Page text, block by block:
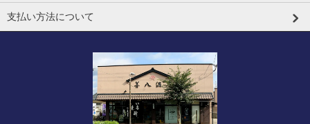
支払い方法について